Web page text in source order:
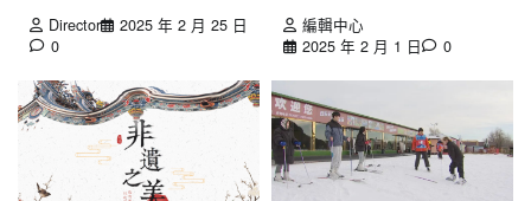
Director
2025 年 2 月 25 日
0
編輯中心
2025 年 2 月 1 日
0